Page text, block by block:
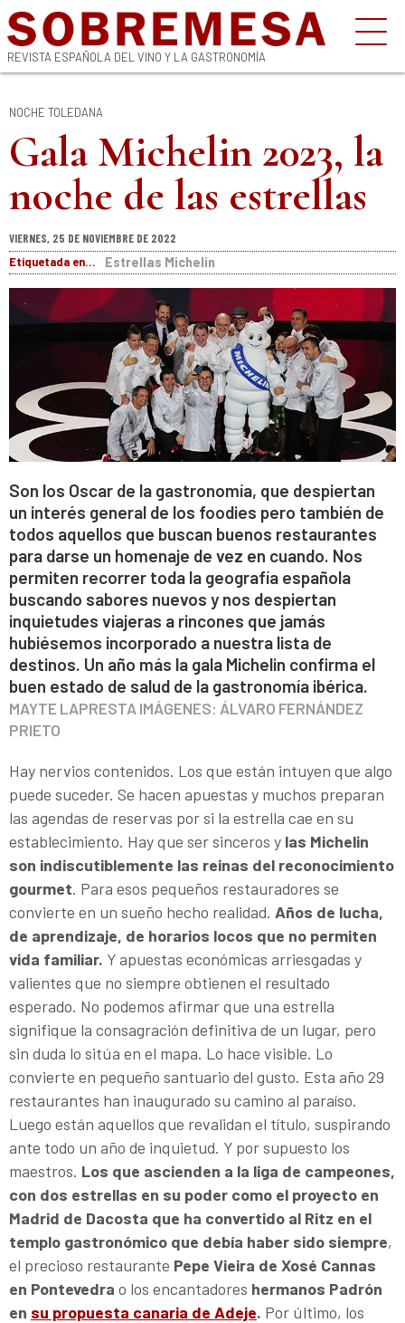
REVISTA ESPAÑOLA DEL VINO Y LA GASTRONOMÍA
NOCHE TOLEDANA
Gala Michelin 2023, la
noche de las estrellas
VIERNES, 25 DE NOVIEMBRE DE 2022
Etiquetada en...
Estrellas Michelin
Son los Oscar de la gastronomía, que despiertan
un interés general de los foodies pero también de
todos aquellos que buscan buenos restaurantes
para darse un homenaje de vez en cuando. Nos
permiten recorrer toda la geografía española
buscando sabores nuevos y nos despiertan
inquietudes viajeras a rincones que jamás
hubiésemos incorporado a nuestra lista de
destinos. Un año más la gala Michelin confirma el
buen estado de salud de la gastronomía ibérica.
MAYTE LAPRESTA IMÁGENES: ÁLVARO FERNÁNDEZ
PRIETO
Hay nervios contenidos. Los que están intuyen que algo
puede suceder. Se hacen apuestas y muchos preparan
las agendas de reservas por si la estrella cae en su
establecimiento. Hay que ser sinceros y las Michelin
son indiscutiblemente las reinas del reconocimiento
gourmet. Para esos pequeños restauradores se
convierte en un sueño hecho realidad. Años de lucha,
de aprendizaje, de horarios locos que no permiten
vida familiar. Y apuestas económicas arriesgadas y
valientes que no siempre obtienen el resultado
esperado. No podemos afirmar que una estrella
signifique la consagración definitiva de un lugar, pero
sin duda lo sitúa en el mapa. Lo hace visible. Lo
convierte en pequeño santuario del gusto. Esta año 29
restaurantes han inaugurado su camino al paraíso.
Luego están aquellos que revalidan el título, suspirando
ante todo un año de inquietud. Y por supuesto los
maestros. Los que ascienden a la liga de campeones,
con dos estrellas en su poder como el proyecto en
Madrid de Dacosta que ha convertido al Ritz en el
templo gastronómico que debía haber sido siempre,
el precioso restaurante Pepe Vieira de Xosé Cannas
en Pontevedra o los encantadores hermanos Padrón
en su propuesta canaria de Adeje. Por último, los